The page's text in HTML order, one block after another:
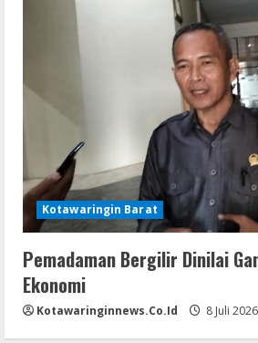
Kotawaringin Barat
Pemadaman Bergilir Dinilai
Ekonomi
Kotawaringinnews.co.id 8 Juli 2026